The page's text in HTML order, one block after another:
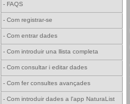
- FAQS
- Com registrar-se
- Com entrar dades
- Com introduir una llista completa
- Com consultar i editar dades
- Com fer consultes avançades
- Com introduir dades a l'app NaturaList